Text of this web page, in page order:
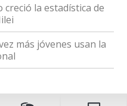
creció la estadística de
más jóvenes usan la